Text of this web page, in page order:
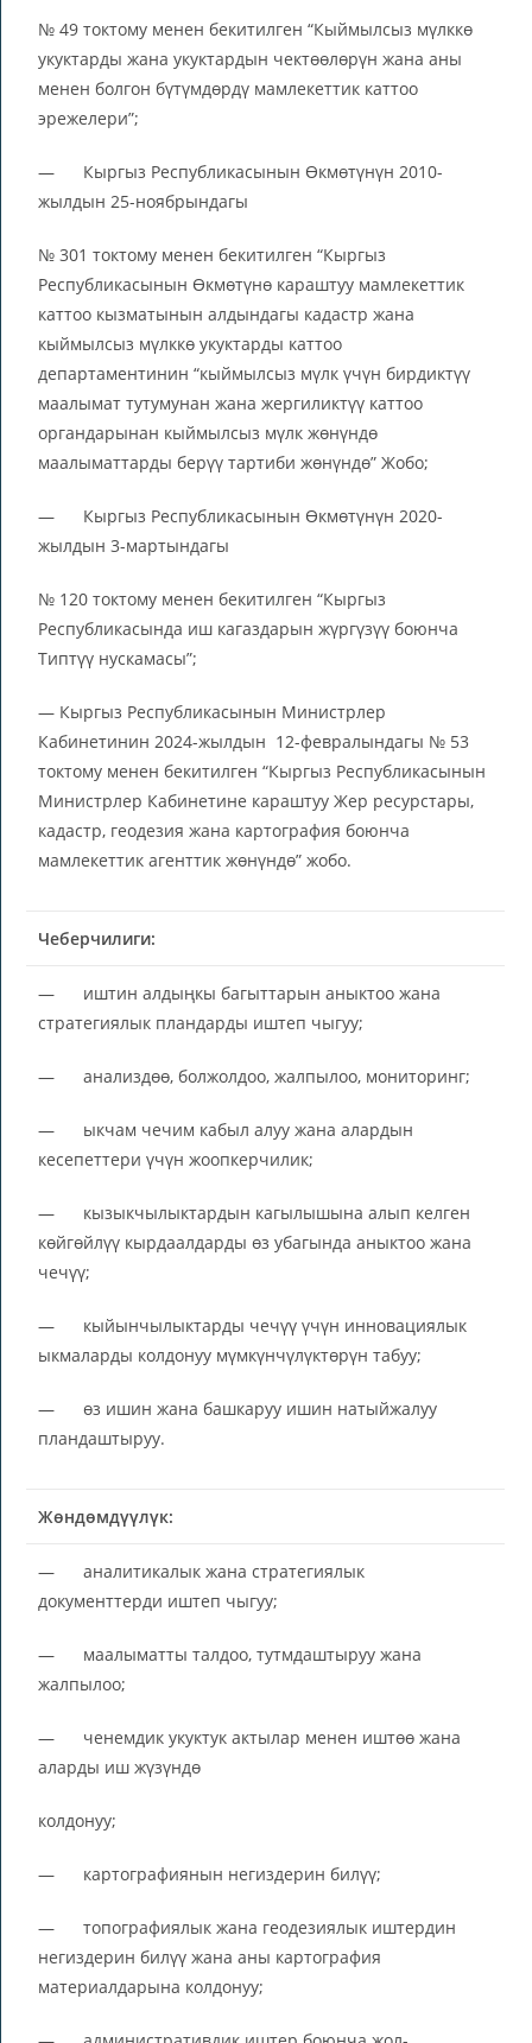
№ 49 токтому менен бекитилген “Кыймылсыз мүлккө
укуктарды жана укуктардын чектөөлөрүн жана аны
менен болгон бүтүмдөрдү мамлекеттик каттоо
эрежелери”;
— Кыргыз Республикасынын Өкмөтүнүн 2010-
жылдын 25-ноябрындагы
№ 301 токтому менен бекитилген “Кыргыз
Республикасынын Өкмөтүнө караштуу мамлекеттик
каттоо кызматынын алдындагы кадастр жана
кыймылсыз мүлккө укуктарды каттоо
департаментинин “кыймылсыз мүлк үчүн бирдиктүү
маалымат тутумунан жана жергиликтүү каттоо
органдарынан кыймылсыз мүлк жөнүндө
маалыматтарды берүү тартиби жөнүндө” Жобо;
— Кыргыз Республикасынын Өкмөтүнүн 2020-
жылдын 3-мартындагы
№ 120 токтому менен бекитилген “Кыргыз
Республикасында иш кагаздарын жүргүзүү боюнча
Типтүү нускамасы”;
— Кыргыз Республикасынын Министрлер
Кабинетинин 2024-жылдын 12-февралындагы № 53
токтому менен бекитилген “Кыргыз Республикасынын
Министрлер Кабинетине караштуу Жер ресурстары,
кадастр, геодезия жана картография боюнча
мамлекеттик агенттик жөнүндө” жобо.
Чеберчилиги:
— иштин алдыңкы багыттарын аныктоо жана
стратегиялык пландарды иштеп чыгуу;
— анализдөө, болжолдоо, жалпылоо, мониторинг;
— ыкчам чечим кабыл алуу жана алардын
кесепеттери үчүн жоопкерчилик;
— кызыкчылыктардын кагылышына алып келген
көйгөйлүү кырдаалдарды өз убагында аныктоо жана
чечүү;
— кыйынчылыктарды чечүү үчүн инновациялык
ыкмаларды колдонуу мүмкүнчүлүктөрүн табуу;
— өз ишин жана башкаруу ишин натыйжалуу
пландаштыруу.
Жөндөмдүүлүк:
— аналитикалык жана стратегиялык
документтерди иштеп чыгуу;
— маалыматты талдоо, тутмдаштыруу жана
жалпылоо;
— ченемдик укуктук актылар менен иштөө жана
аларды иш жүзүндө
колдонуу;
— картографиянын негиздерин билүү;
— топографиялык жана геодезиялык иштердин
негиздерин билүү жана аны картография
материалдарына колдонуу;